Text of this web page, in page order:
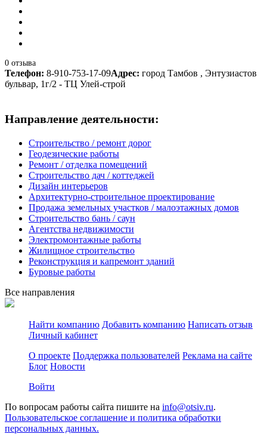
0 отзыва
Телефон: 8-910-753-17-09Адрес: город Тамбов , Энтузиастов
бульвар, 1г/2 - ТЦ Улей-строй
Направление деятельности:
Строительство / ремонт дорог
Геодезические работы
Ремонт / отделка помещений
Строительство дач / коттеджей
Дизайн интерьеров
Архитектурно-строительное проектирование
Продажа земельных участков / малоэтажных домов
Строительство бань / саун
Агентства недвижимости
Электромонтажные работы
Жилищное строительство
Реконструкция и капремонт зданий
Буровые работы
Все направления
Найти компанию Добавить компанию Написать отзыв
Личный кабинет
О проекте Поддержка пользователей Реклама на сайте
Блог Новости
Войти
По вопросам работы сайта пишите на info@otsiv.ru.
Пользовательское соглашение и политика обработки
персональных данных.